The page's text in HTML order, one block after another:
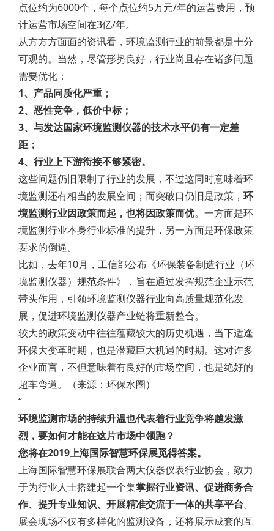
点位约为6000个，每个点位约5万元/年的运营费用，预
计运营市场空间在3亿/年。
从方方方面面的资讯看，环境监测行业的前景都是十分
可观的。当然，尽管形势良好，行业尚且存在诸多问题
需要优化：
1、产品同质化严重；
2、恶性竞争，低价中标；
3、与发达国家环境监测仪器的技术水平仍有一定差
距；
4、行业上下游衔接不够紧密。
这些问题仍旧限制了行业的发展，不过这同时意味着环
境监测还有相当的发展空间；而突破口仍旧是政策， 环
境监测行业因政策而起，也将因政策而优。一方面是环
境监测行业本身行业标准的提升，另一方面是环保政策
要求的倒逼。
比如，去年10月，工信部公布《环保装备制造行业（环
境监测仪器）规范条件》，旨在通过发挥规范企业示范
带头作用，引领环境监测仪器行业向高质量规范化发
展，促进环境监测仪器产业链将重新整合。
较大的政策变动中往往蕴藏较大的历史机遇，当下适逢
环保大变革时期，也是潜藏巨大机遇的时期。这对许多
企业而言，不但意味着有良好的市场空间，也是绝好的
超车弯道。（来源：环保水圈）
“
环境监测市场的持续升温也代表着行业竞争将越发激
烈，要如何才能在这片市场中领跑？
您将在2019上海国际智慧环保展觅得答案。
上海国际智慧环保展联合两大仪器仪表行业协会，致力
于为行业人士搭建起一个集掌握行业资讯、促进商务合
作、提升专业知识、开展精准交流于一体的共享平台。
展会现场不仅有多样化的监测设备，还将展示成套的互